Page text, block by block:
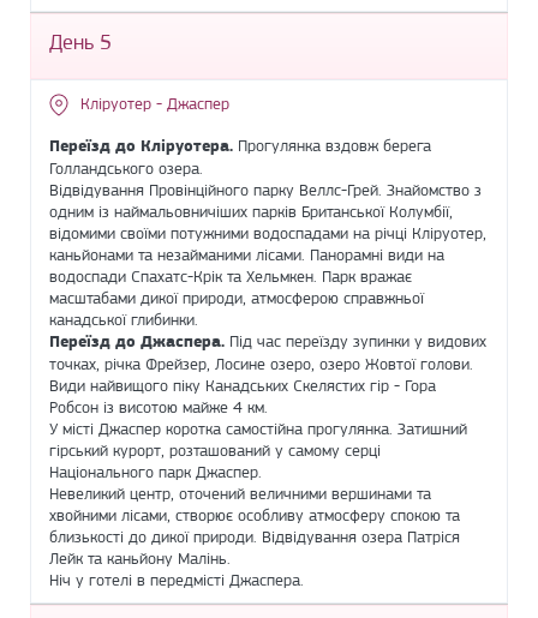
День 5
Кліруотер - Джаспер
Переїзд до Кліруотера. Прогулянка вздовж берега
Голландського озера.
Відвідування Провінційного парку Веллс-Грей. Знайомство з
одним із наймальовничіших парків Британської Колумбії,
відомими своїми потужними водоспадами на річці Кліруотер,
каньйонами та незайманими лісами. Панорамні види на
водоспади Спахатс-Крік та Хельмкен. Парк вражає
масштабами дикої природи, атмосферою справжньої
канадської глибинки.
Переїзд до Джаспера. Під час переїзду зупинки у видових
точках, річка Фрейзер, Лосине озеро, озеро Жовтої голови.
Види найвищого піку Канадських Скелястих гір - Гора
Робсон із висотою майже 4 км.
У місті Джаспер коротка самостійна прогулянка. Затишний
гірський курорт, розташований у самому серці
Національного парк Джаспер.
Невеликий центр, оточений величними вершинами та
хвойними лісами, створює особливу атмосферу спокою та
близькості до дикої природи. Відвідування озера Патріся
Лейк та каньйону Малінь.
Ніч у готелі в передмісті Джаспера.